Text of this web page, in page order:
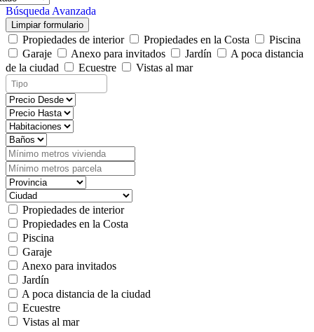
Búsqueda Avanzada
Limpiar formulario
Propiedades de interior Propiedades en la Costa
Piscina
Garaje
Anexo para invitados Jardín
A poca distancia
de la ciudad
Ecuestre Vistas al mar
Propiedades de interior
Propiedades en la Costa
Piscina
Garaje
Anexo para invitados
Jardín
A poca distancia de la ciudad
Ecuestre
Vistas al mar